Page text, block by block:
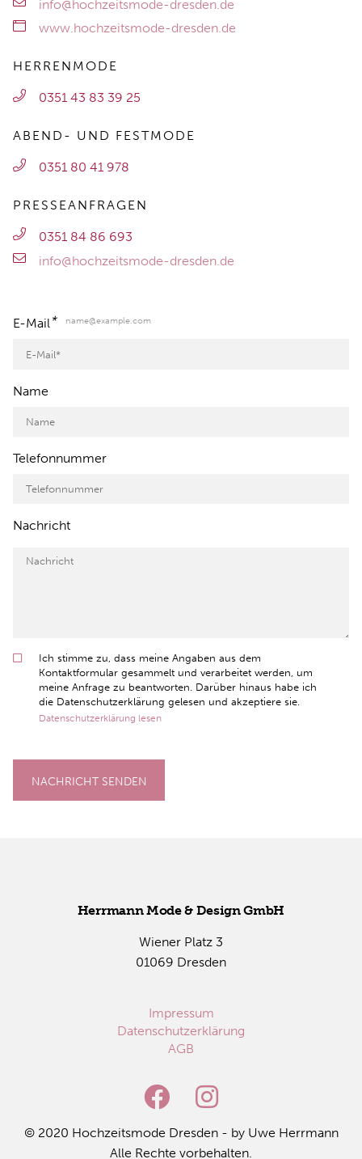
info@hochzeitsmode-dresden.de
www.hochzeitsmode-dresden.de
HERRENMODE
0351 43 83 39 25
ABEND- UND FESTMODE
0351 80 41 978
PRESSEANFRAGEN
0351 84 86 693
info@hochzeitsmode-dresden.de
E-Mail* name@example.com
Name
Telefonnummer
Nachricht
Ich stimme zu, dass meine Angaben aus dem
Kontaktformular gesammelt und verarbeitet werden, um
meine Anfrage zu beantworten. Darüber hinaus habe ich
die Datenschutzerklärung gelesen und akzeptiere sie.
Datenschutzerklärung lesen
NACHRICHT SENDEN
Herr­mann Mode & De­sign GmbH
Wie­ner Platz 3
01069 Dres­den
Impressum
Datenschutzerklärung
AGB
© 2020 Hoch­zeits­mo­de Dres­den - by Uwe Herr­mann
Alle Rech­te vor­be­hal­ten.